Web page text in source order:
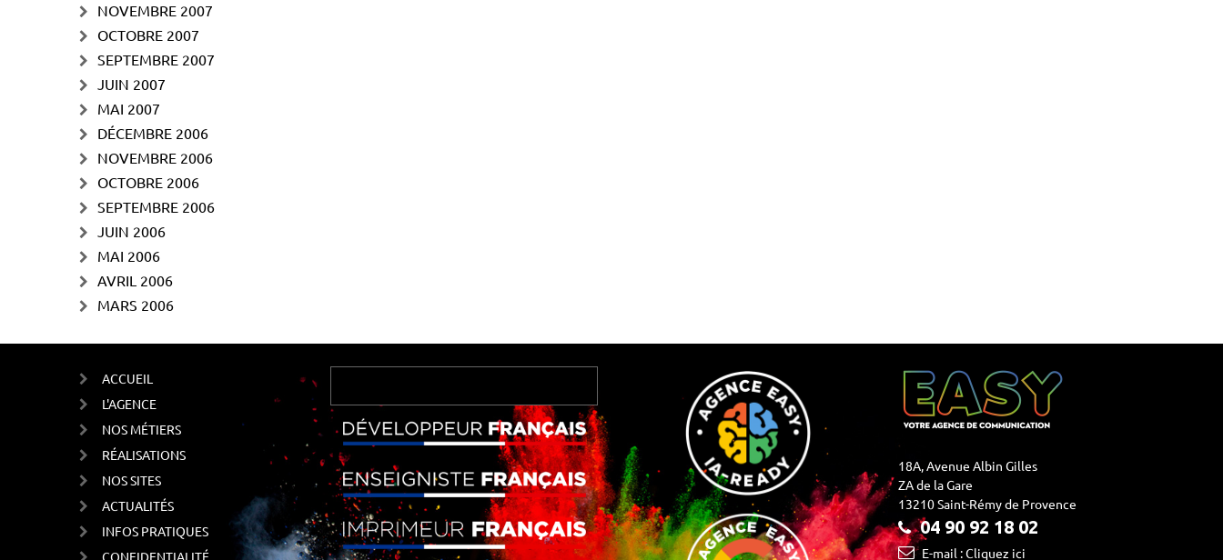
NOVEMBRE 2007
OCTOBRE 2007
SEPTEMBRE 2007
JUIN 2007
MAI 2007
DÉCEMBRE 2006
NOVEMBRE 2006
OCTOBRE 2006
SEPTEMBRE 2006
JUIN 2006
MAI 2006
AVRIL 2006
MARS 2006
ACCUEIL
L'AGENCE
NOS MÉTIERS
RÉALISATIONS
NOS SITES
ACTUALITÉS
INFOS PRATIQUES
CONFIDENTIALITÉ
18A, Avenue Albin Gilles
ZA de la Gare
13210 Saint-Rémy de Provence
04 90 92 18 02
E-mail : Cliquez ici